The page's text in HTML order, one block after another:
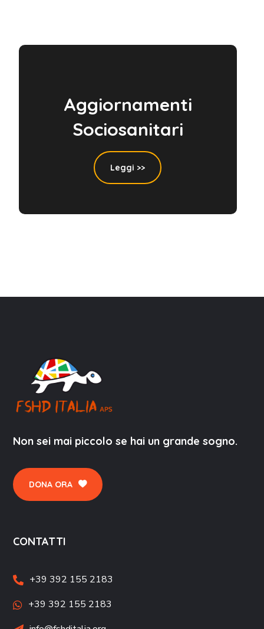
Aggiornamenti
Sociosanitari
Leggi >>
Non sei mai piccolo se hai un grande sogno.
DONA ORA
CONTATTI
+39 392 155 2183
+39 392 155 2183